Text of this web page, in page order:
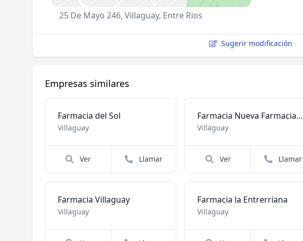
25 De Mayo 246, Villaguay, Entre Rios
Sugerir modificación
Empresas similares
Farmacia del Sol
Villaguay
Ver Llamar
Farmacia Nueva Farmacia Urquiza
Villaguay
Ver Llamar
Farmacia Villaguay
Villaguay
Farmacia la Entrerriana
Villaguay